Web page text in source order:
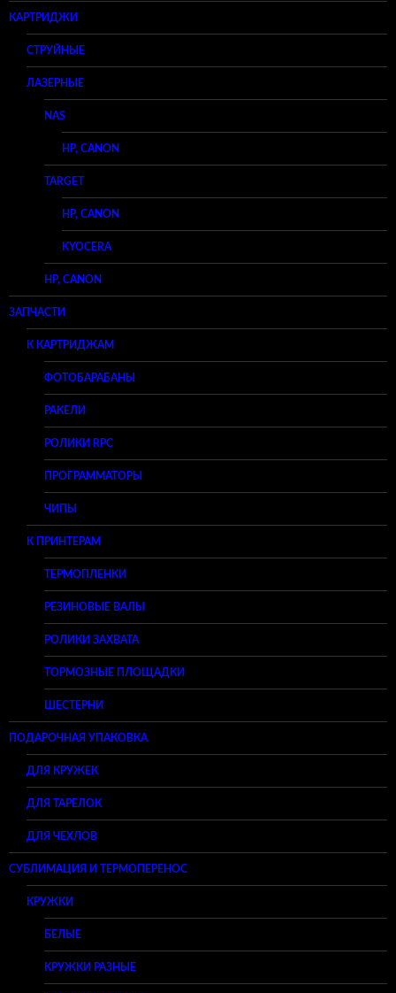
КАРТРИДЖИ
СТРУЙНЫЕ
ЛАЗЕРНЫЕ
NAS
HP, CANON
TARGET
HP, CANON
KYOCERA
HP, CANON
ЗАПЧАСТИ
К КАРТРИДЖАМ
ФОТОБАРАБАНЫ
РАКЕЛИ
РОЛИКИ RPC
ПРОГРАММАТОРЫ
ЧИПЫ
К ПРИНТЕРАМ
ТЕРМОПЛЕНКИ
РЕЗИНОВЫЕ ВАЛЫ
РОЛИКИ ЗАХВАТА
ТОРМОЗНЫЕ ПЛОЩАДКИ
ШЕСТЕРНИ
ПОДАРОЧНАЯ УПАКОВКА
ДЛЯ КРУЖЕК
ДЛЯ ТАРЕЛОК
ДЛЯ ЧЕХЛОВ
СУБЛИМАЦИЯ И ТЕРМОПЕРЕНОС
КРУЖКИ
БЕЛЫЕ
КРУЖКИ РАЗНЫЕ